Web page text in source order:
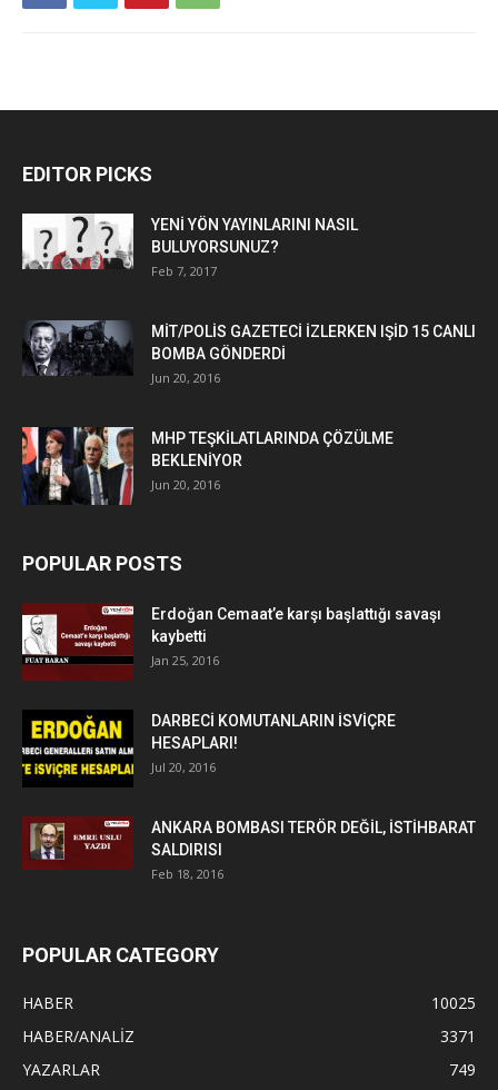
EDITOR PICKS
YENİ YÖN YAYINLARINI NASIL
BULUYORSUNUZ?
Feb 7, 2017
MİT/POLİS GAZETECİ İZLERKEN IŞİD 15 CANLI
BOMBA GÖNDERDİ
Jun 20, 2016
MHP TEŞKİLATLARINDA ÇÖZÜLME
BEKLENİYOR
Jun 20, 2016
POPULAR POSTS
Erdoğan Cemaat’e karşı başlattığı savaşı
kaybetti
Jan 25, 2016
DARBECİ KOMUTANLARIN İSVİÇRE
HESAPLARI!
Jul 20, 2016
ANKARA BOMBASI TERÖR DEĞİL, İSTİHBARAT
SALDIRISI
Feb 18, 2016
POPULAR CATEGORY
HABER
10025
HABER/ANALİZ
3371
YAZARLAR
749